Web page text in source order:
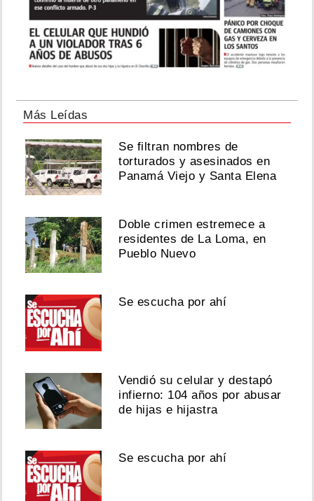
Más Leídas
Se filtran nombres de
torturados y asesinados en
Panamá Viejo y Santa Elena
Doble crimen estremece a
residentes de La Loma, en
Pueblo Nuevo
Se escucha por ahí
Vendió su celular y destapó
infierno: 104 años por abusar
de hijas e hijastra
Se escucha por ahí